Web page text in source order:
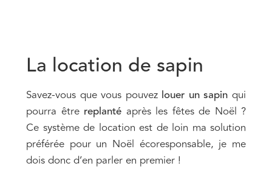
La location de sapin
Savez-vous que vous pouvez louer un sapin qui
pourra être replanté après les fêtes de Noël ?
Ce système de location est de loin ma solution
préférée pour un Noël écoresponsable, je me
dois donc d’en parler en premier !